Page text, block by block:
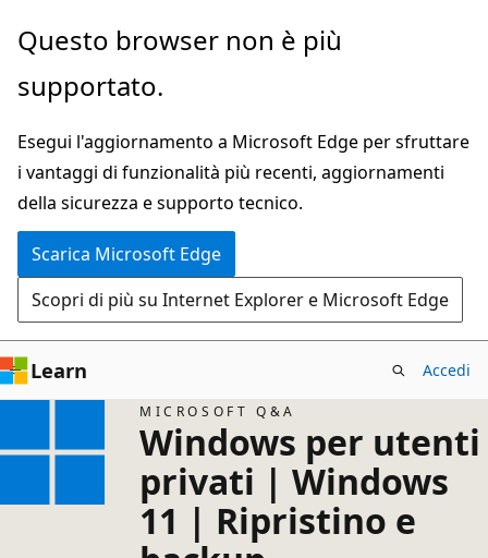
Ignora
passa
contenuto
principale
Questo browser non è più
supportato.
Esegui l'aggiornamento a Microsoft Edge per sfruttare
i vantaggi di funzionalità più recenti, aggiornamenti
della sicurezza e supporto tecnico.
Scarica Microsoft Edge
Scopri di più su Internet Explorer e Microsoft Edge
Learn Accedi
MICROSOFT Q&A
Windows per utenti
privati | Windows
11 | Ripristino e